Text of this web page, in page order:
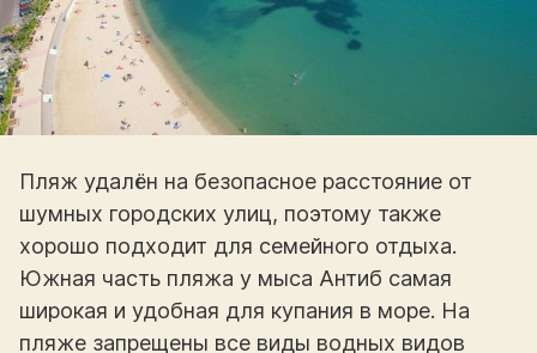
Пляж удалён на безопасное расстояние от
шумных городских улиц, поэтому также
хорошо подходит для семейного отдыха.
Южная часть пляжа у мыса Антиб самая
широкая и удобная для купания в море. На
пляже запрещены все виды водных видов